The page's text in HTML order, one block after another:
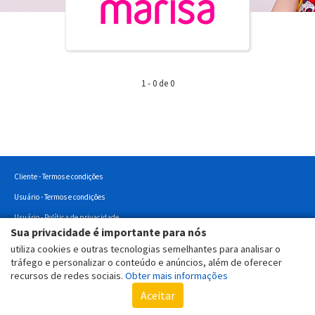
Sua privacidade é importante para nós
utiliza cookies e outras tecnologias semelhantes para analisar o
tráfego e personalizar o conteúdo e anúncios, além de oferecer
recursos de redes sociais. Obter mais informações
Aceitar
1 - 0 de 0
Cliente - Termos e condições
Usuário - Termos e condições
Usuário - Política de privacidade
Usuário - Politica de Cookies
Copyright © 2022 - Todos os direitos reservados.